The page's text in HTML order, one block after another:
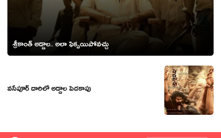
శ్రీకాంత్ అడ్డాల‌.. అలా ఫిక్స‌యిపోవ‌చ్చు
వసేపూర్ దారిలో అడ్డాల పెదకాపు